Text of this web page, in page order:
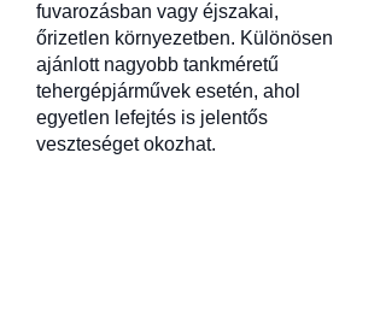
fuvarozásban vagy éjszakai,
őrizetlen környezetben. Különösen
ajánlott nagyobb tankméretű
tehergépjárművek esetén, ahol
egyetlen lefejtés is jelentős
veszteséget okozhat.